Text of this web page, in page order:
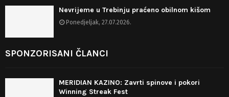
Nevrijeme u Trebinju praćeno obilnom kišom
Ponedjeljak, 27.07.2026.
SPONZORISANI ČLANCI
MERIDIAN KAZINO: Zavrti spinove i pokori
Winning Streak Fest